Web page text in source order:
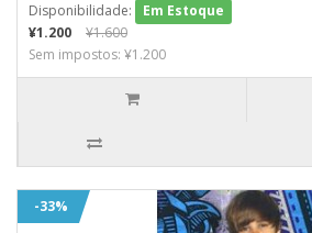
Disponibilidade:
Em Estoque
¥1.200
¥1.600
Sem impostos: ¥1.200
-33%